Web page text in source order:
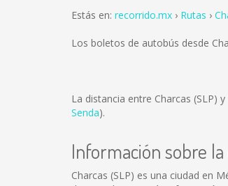
Estás en: recorrido.mx Rutas
Los boletos de autobús desde
La distancia entre Charcas (SLP)
Senda).
Información sobre
Charcas (SLP) es una ciudad en